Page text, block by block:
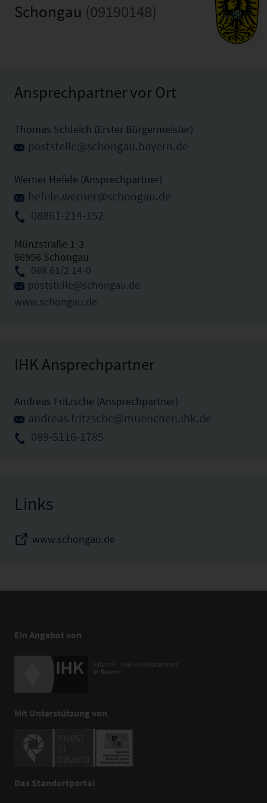
Schongau (09190148)
Ansprechpartner vor Ort
Thomas Schleich (Erster Bürgermeister)
poststelle@schongau.bayern.de
Werner Hefele (Ansprechpartner)
hefele.werner@schongau.de
08861-214-152
Münzstraße 1-3
86956 Schongau
088 61/2 14-0
poststelle@schongau.de
www.schongau.de
IHK Ansprechpartner
Andreas Fritzsche (Ansprechpartner)
andreas.fritzsche@muenchen.ihk.de
089-5116-1785
Links
www.schongau.de
Ein Angebot von
Mit Unterstützung von
Das Standortportal